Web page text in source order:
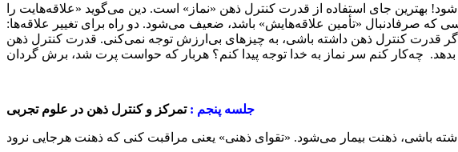
بهترین جای استفاده از قدرت کنترل ذهن «نماز» است. دین می‌گوید «علاقه‌هایت را
که صرفادنبال «تأمین علاقه‌هایش» باشد، ضعیف می‌شود. دو راه برای تغییر علاقه‌ها:
گناهان است. ا گر قدرت کنترل ذهن داشته باشی، به چیزهای بی‌ارزش توجه نمی‌کنی. قدرت کنترل ذهن
جلسه پنجم : تمرکز و کنترل ذهن در علوم تجربی